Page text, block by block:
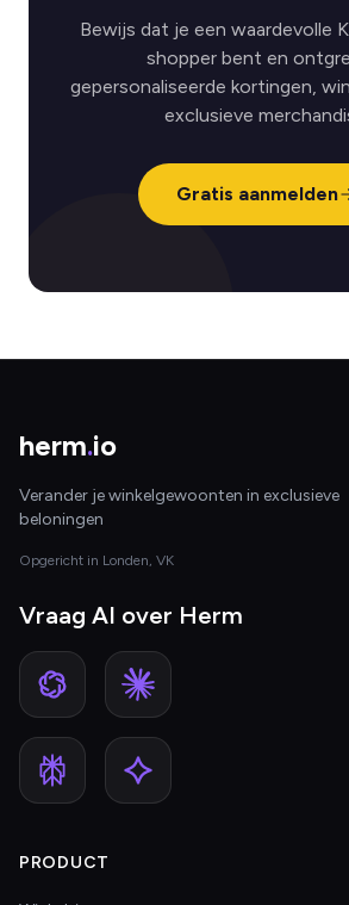
Bewijs dat je een waardevolle
shopper bent en
gepersonaliseerde kortingen,
exclusieve
Gratis aanmelden
herm.io
Verander je winkelgewoonten in exclusieve
beloningen
Opgericht in Londen, VK
Vraag AI over Herm
PRODUCT